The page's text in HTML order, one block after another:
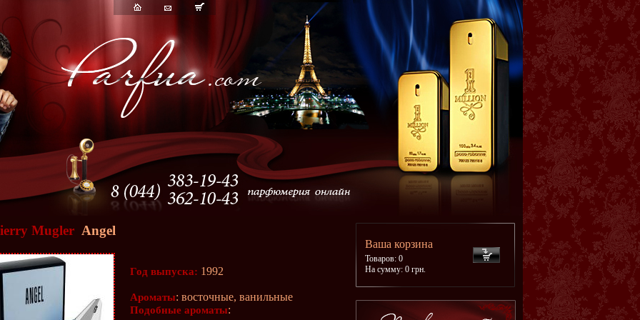
Mugler Angel
Год выпуска: 1992
Ароматы: восточные, ванильные
Подобные ароматы:
Ваша корзина
Товаров: 0
На сумму: 0 грн.